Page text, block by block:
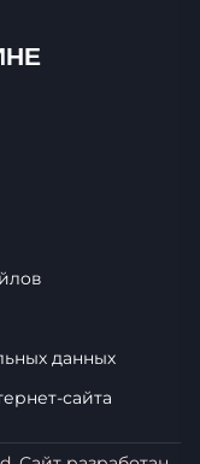
данных
сайта